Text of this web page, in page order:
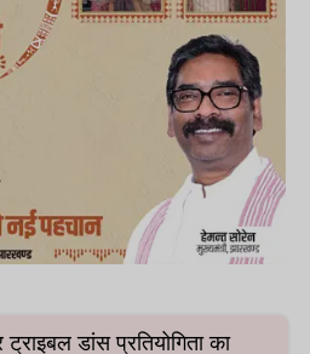
डांस प्रतियोगिता का